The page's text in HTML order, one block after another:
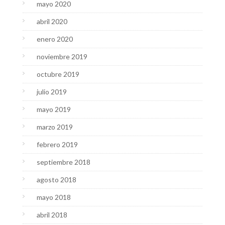
mayo 2020
abril 2020
enero 2020
noviembre 2019
octubre 2019
julio 2019
mayo 2019
marzo 2019
febrero 2019
septiembre 2018
agosto 2018
mayo 2018
abril 2018